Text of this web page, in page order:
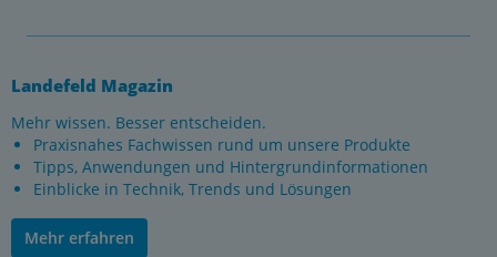
Landefeld Magazin
Mehr wissen. Besser entscheiden.
Praxisnahes Fachwissen rund um unsere Produkte
Tipps, Anwendungen und Hintergrundinformationen
Einblicke in Technik, Trends und Lösungen
Mehr erfahren